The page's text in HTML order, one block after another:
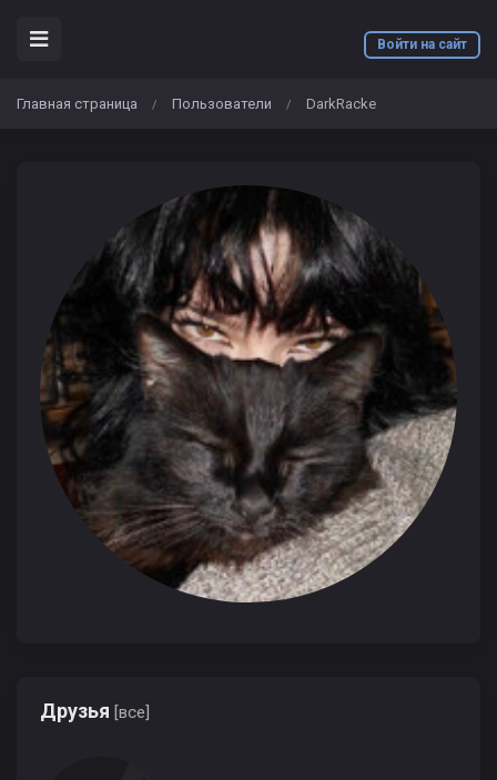
Войти на сайт
Главная страница / Пользователи / DarkRacke
Друзья [все]